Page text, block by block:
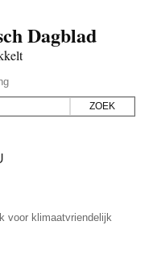
Dagblad
voor klimaatvriendelijk